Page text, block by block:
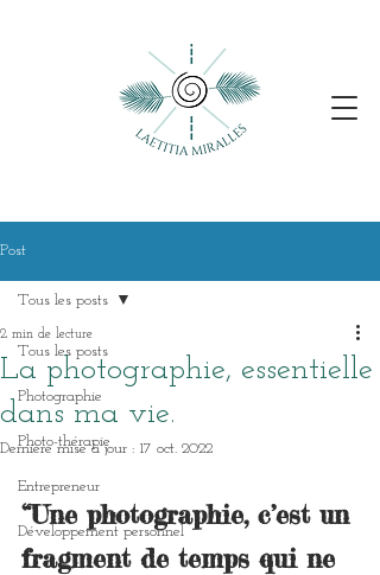
Post
Tous les posts
Photographie
Photo-thérapie
Entrepreneur
Développement personnel
Tous les posts
La photographie, essentielle
dans ma vie.
2 min de lecture
Dernière mise à jour : 17 oct. 2022
“Une photographie, c’est un
fragment de temps qui ne